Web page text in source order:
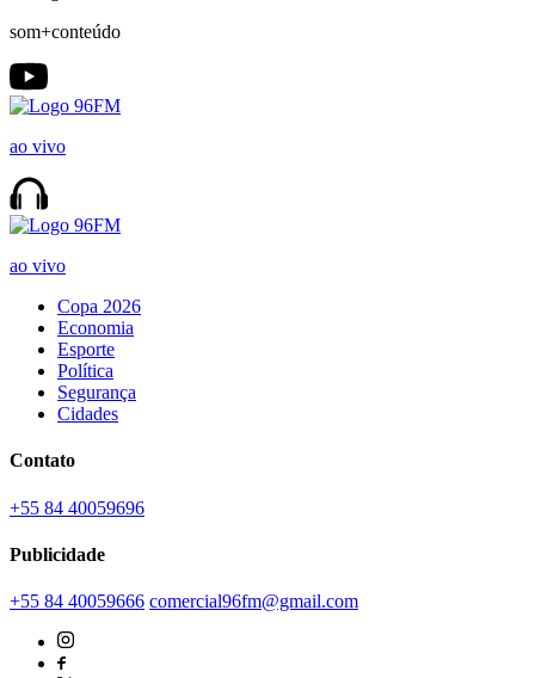
som+conteúdo
ao vivo
ao vivo
Copa 2026
Economia
Esporte
Política
Segurança
Cidades
Contato
+55 84 40059696
Publicidade
+55 84 40059666 comercial96fm@gmail.com